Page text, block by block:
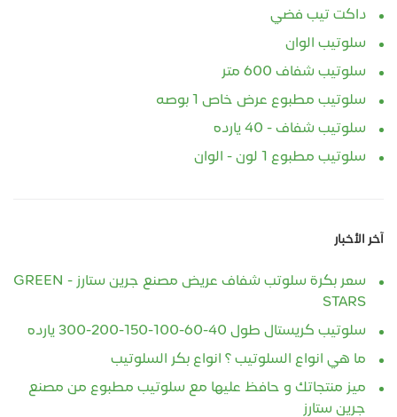
داكت تيب فضي
سلوتيب الوان
سلوتيب شفاف 600 متر
سلوتيب مطبوع عرض خاص 1 بوصه
سلوتيب شفاف - 40 يارده
سلوتيب مطبوع 1 لون - الوان
آخر الأخبار
سعر بكرة سلوتب شفاف عريض مصنع جرين ستارز - GREEN
STARS
سلوتيب كريستال طول 40-60-100-150-200-300 يارده
ما هي انواع السلوتيب ؟ انواع بكر السلوتيب
ميز منتجاتك و حافظ عليها مع سلوتيب مطبوع من مصنع
جرين ستارز